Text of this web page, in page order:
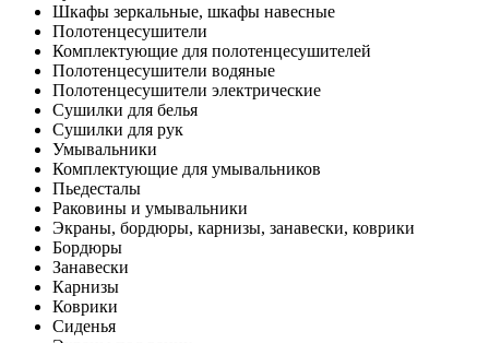
Шкафы зеркальные, шкафы навесные
Полотенцесушители
Комплектующие для полотенцесушителей
Полотенцесушители водяные
Полотенцесушители электрические
Сушилки для белья
Сушилки для рук
Умывальники
Комплектующие для умывальников
Пьедесталы
Раковины и умывальники
Экраны, бордюры, карнизы, занавески, коврики
Бордюры
Занавески
Карнизы
Коврики
Сиденья